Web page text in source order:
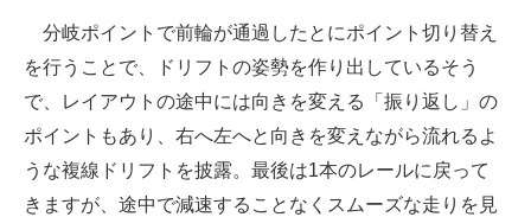
分岐ポイントで前輪が通過したとにポイント切り替え
を行うことで、ドリフトの姿勢を作り出しているそう
で、レイアウトの途中には向きを変える「振り返し」の
ポイントもあり、右へ左へと向きを変えながら流れるよ
うな複線ドリフトを披露。最後は1本のレールに戻って
きますが、途中で減速することなくスムーズな走りを見